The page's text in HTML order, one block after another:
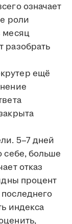
означает
роли
месяц
разобрать
ещё
5–7 дней
себе, больше
отказ
процент
индекса